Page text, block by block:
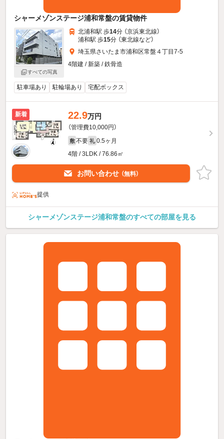
シャーメゾンステージ浦和常盤の賃貸物件
すべての写真
北浦和駅 歩14分 （京浜東北線）
浦和駅 歩15分 （東北線など）
埼玉県さいたま市浦和区常盤４丁目7-5
4階建 / 新築 / 鉄骨造
駐車場あり 駐輪場あり 宅配ボックス
新着 22.9万円
（管理費10,000円）
敷 不要 礼 0.5ヶ月
4階 / 3LDK / 76.86㎡
お問い合わせ （無料）
提供
シャーメゾンステージ浦和常盤のすべての部屋を見る